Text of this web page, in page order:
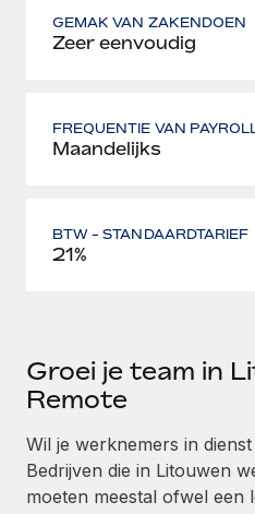
GEMAK VAN ZAKENDOEN
Zeer eenvoudig
FREQUENTIE VAN
Maandelijks
BTW - STANDAARDTARIEF
21%
Groei je team in
Remote
Wil je werknemers in
Bedrijven die in Litouwen
moeten meestal ofwel een